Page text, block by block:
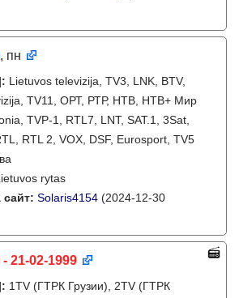
, пн
: Lietuvos televizija, TV3, LNK, BTV,
TV11, ОРТ, РТР, НТВ, НТВ+ Мир
TVP-1, RTL7, LNT, SAT.1, 3Sat,
RTL 2, VOX, DSF, Eurosport, TV5
rytas
Solaris4154 (2024-12-30
21-02-1999
: 1TV (ГТРК Грузии), 2TV (ГТРК